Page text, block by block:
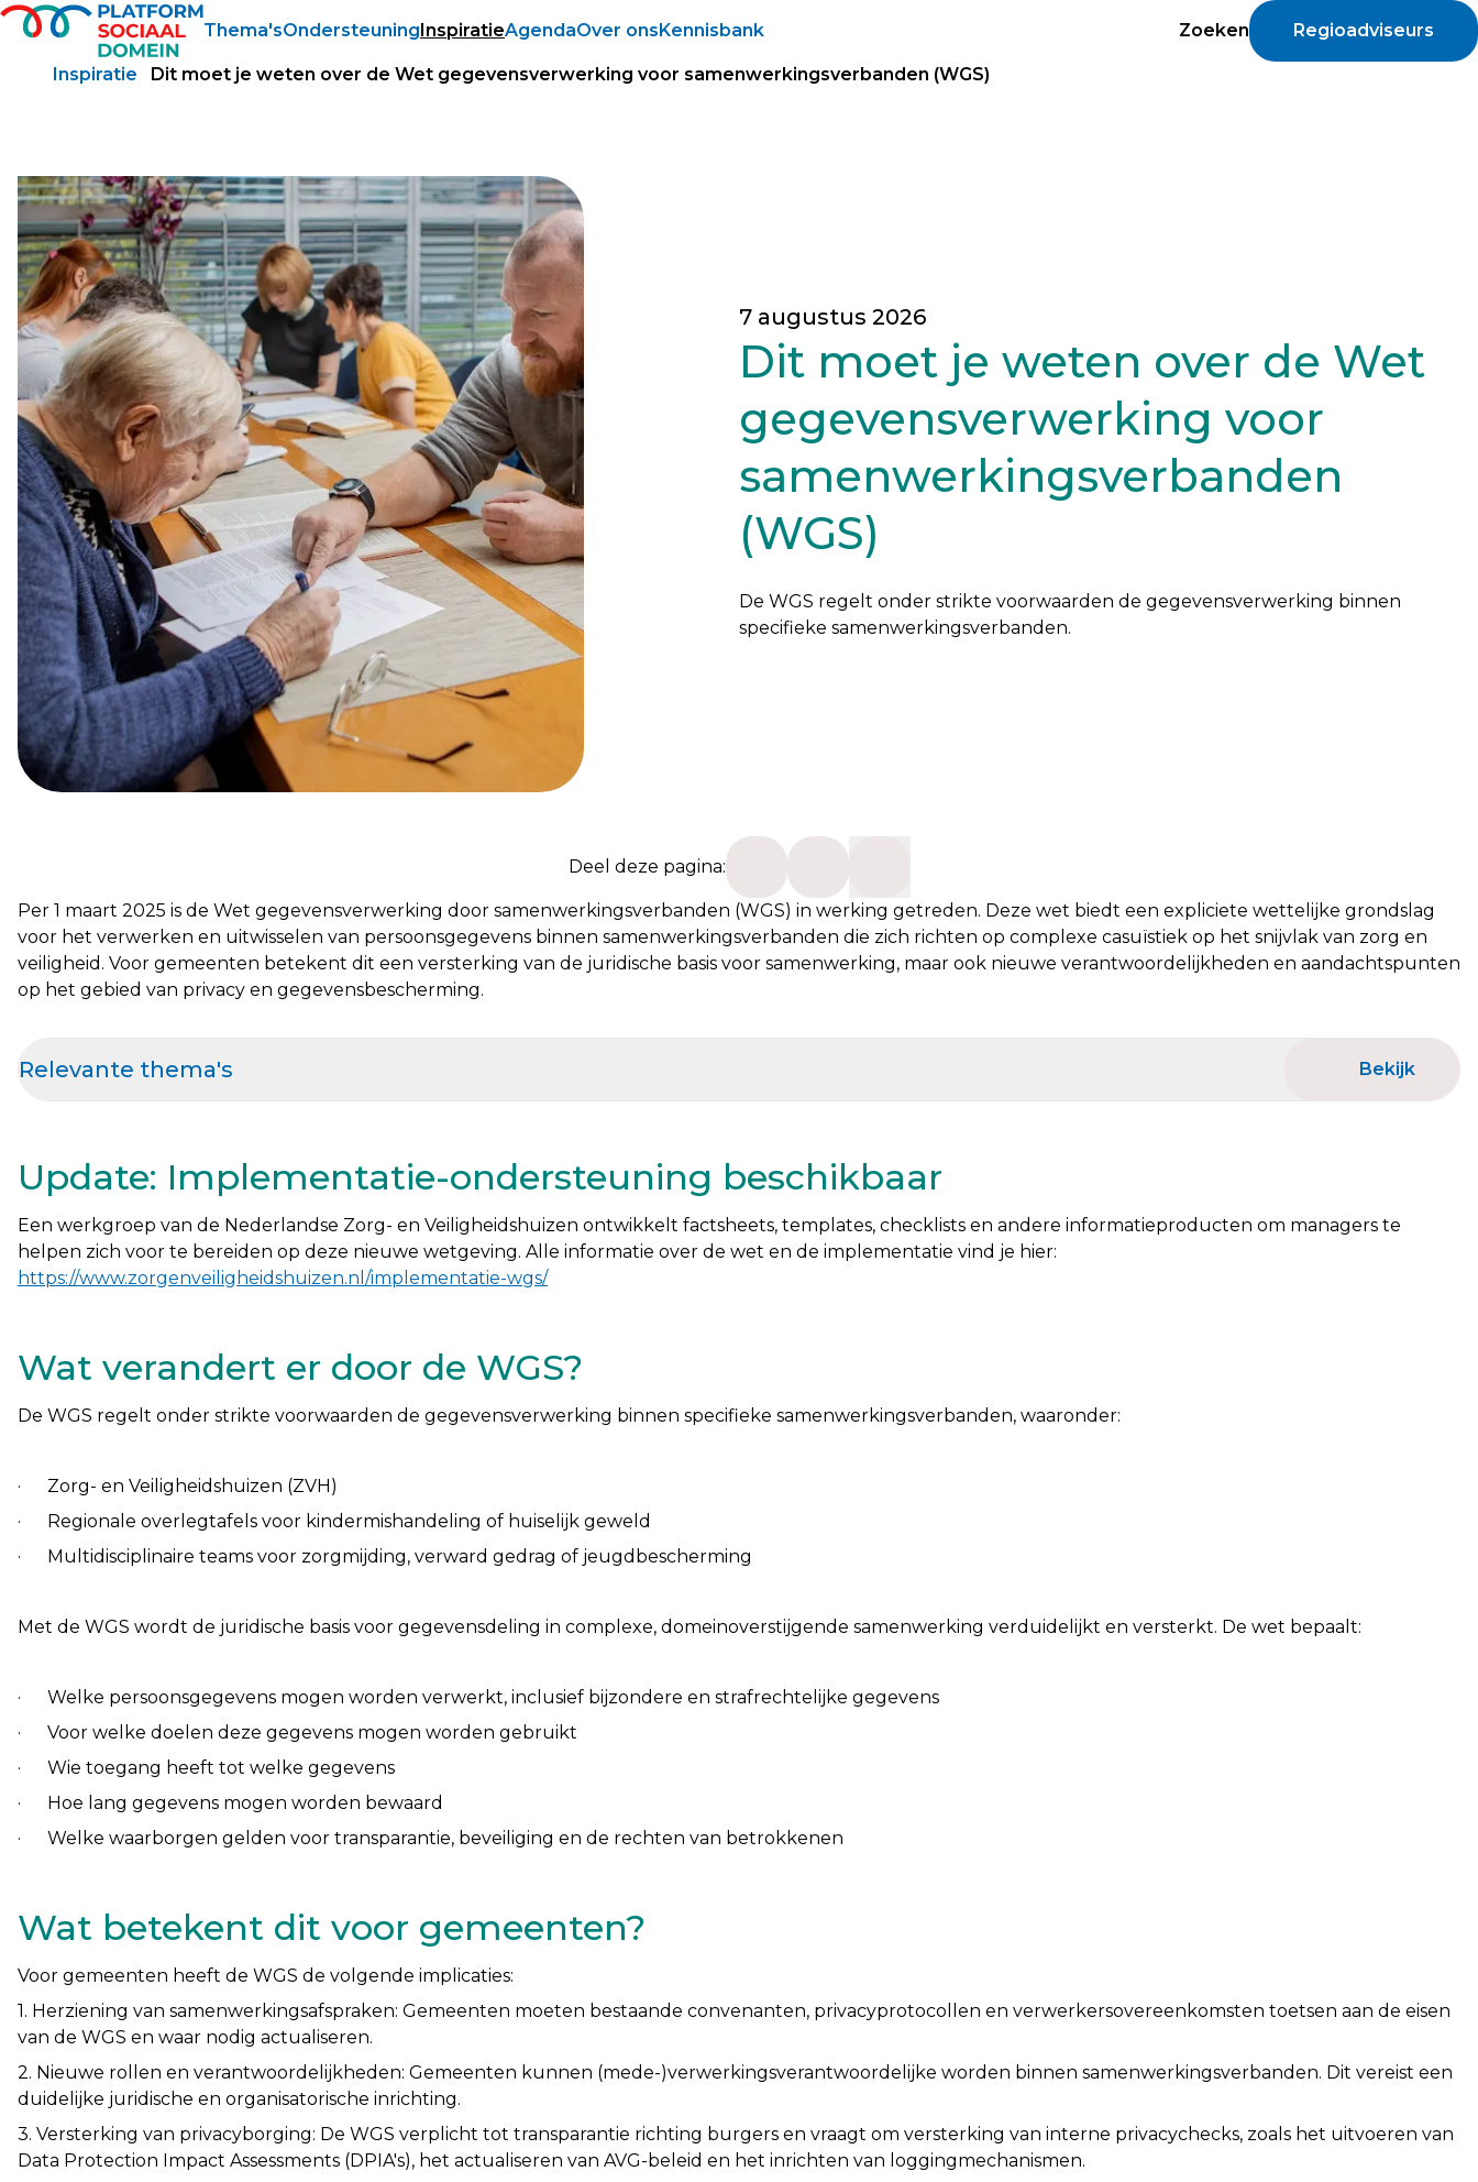
Naar hoofdinhoud
Thema'sOndersteuningInspiratieAgendaOver onsKennisbank Zoeken Regioadviseurs
HomeInspiratie Dit moet je weten over de Wet gegevensverwerking voor samenwerkingsverbanden (WGS)
7 augustus 2026
Dit moet je weten over de Wet
gegevensverwerking voor
samenwerkingsverbanden
(WGS)
De WGS regelt onder strikte voorwaarden de gegevensverwerking binnen
specifieke samenwerkingsverbanden.
Deel deze pagina:
Per 1 maart 2025 is de Wet gegevensverwerking door samenwerkingsverbanden (WGS) in werking getreden. Deze wet biedt een expliciete wettelijke grondslag
voor het verwerken en uitwisselen van persoonsgegevens binnen samenwerkingsverbanden die zich richten op complexe casuïstiek op het snijvlak van zorg en
veiligheid. Voor gemeenten betekent dit een versterking van de juridische basis voor samenwerking, maar ook nieuwe verantwoordelijkheden en aandachtspunten
op het gebied van privacy en gegevensbescherming.
Relevante thema's Bekijk
Update: Implementatie-ondersteuning beschikbaar
Een werkgroep van de Nederlandse Zorg- en Veiligheidshuizen ontwikkelt factsheets, templates, checklists en andere informatieproducten om managers te
helpen zich voor te bereiden op deze nieuwe wetgeving. Alle informatie over de wet en de implementatie vind je hier:
https://www.zorgenveiligheidshuizen.nl/implementatie-wgs/
Wat verandert er door de WGS?
De WGS regelt onder strikte voorwaarden de gegevensverwerking binnen specifieke samenwerkingsverbanden, waaronder:
· Zorg- en Veiligheidshuizen (ZVH)
· Regionale overlegtafels voor kindermishandeling of huiselijk geweld
· Multidisciplinaire teams voor zorgmijding, verward gedrag of jeugdbescherming
Met de WGS wordt de juridische basis voor gegevensdeling in complexe, domeinoverstijgende samenwerking verduidelijkt en versterkt. De wet bepaalt:
· Welke persoonsgegevens mogen worden verwerkt, inclusief bijzondere en strafrechtelijke gegevens
· Voor welke doelen deze gegevens mogen worden gebruikt
· Wie toegang heeft tot welke gegevens
· Hoe lang gegevens mogen worden bewaard
· Welke waarborgen gelden voor transparantie, beveiliging en de rechten van betrokkenen
Wat betekent dit voor gemeenten?
Voor gemeenten heeft de WGS de volgende implicaties:
1. Herziening van samenwerkingsafspraken: Gemeenten moeten bestaande convenanten, privacyprotocollen en verwerkersovereenkomsten toetsen aan de eisen
van de WGS en waar nodig actualiseren.
2. Nieuwe rollen en verantwoordelijkheden: Gemeenten kunnen (mede-)verwerkingsverantwoordelijke worden binnen samenwerkingsverbanden. Dit vereist een
duidelijke juridische en organisatorische inrichting.
3. Versterking van privacyborging: De WGS verplicht tot transparantie richting burgers en vraagt om versterking van interne privacychecks, zoals het uitvoeren van
Data Protection Impact Assessments (DPIA's), het actualiseren van AVG-beleid en het inrichten van loggingmechanismen.